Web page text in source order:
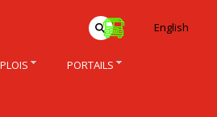
English
PORTAILS